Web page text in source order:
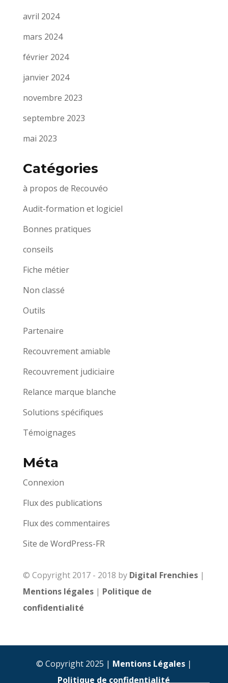
avril 2024
mars 2024
février 2024
janvier 2024
novembre 2023
septembre 2023
mai 2023
Catégories
à propos de Recouvéo
Audit-formation et logiciel
Bonnes pratiques
conseils
Fiche métier
Non classé
Outils
Partenaire
Recouvrement amiable
Recouvrement judiciaire
Relance marque blanche
Solutions spécifiques
Témoignages
Méta
Connexion
Flux des publications
Flux des commentaires
Site de WordPress-FR
© Copyright 2017 - 2018 by Digital Frenchies|
Mentions légales| Politique de
confidentialité
© Copyright 2025 | Mentions Légales|
Politique de confidentialité